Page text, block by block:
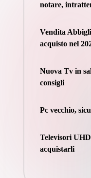
notare,
Vendita
acquisto nel
Nuova Tv in
consigli
Pc vecchio,
Televisori
acquistarli